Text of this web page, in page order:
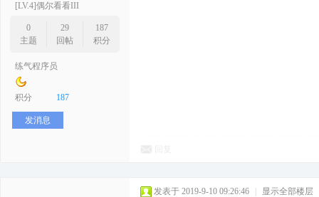
[LV.4]偶尔看看III
0
主题
29
回帖
187
积分
练气程序员
积分 187
发消息
发表于 2019-9-10 09:26:46 显示全部楼层